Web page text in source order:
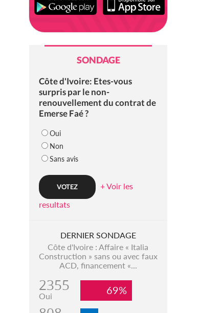
SONDAGE
Côte d'Ivoire: Etes-vous
surpris par le non-
renouvellement du contrat de
Emerse Faé ?
Oui
Non
Sans avis
+ Voir les
resultats
DERNIER SONDAGE
Côte d'Ivoire : Affaire « Italia
Construction » sans ou avec faux
ACD, financement «...
2355
Oui 69%